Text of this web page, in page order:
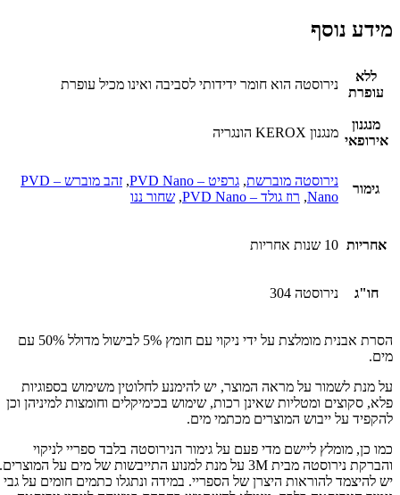
מידע נוסף
ללא
עופרת
נירוסטה הוא חומר ידידותי לסביבה ואינו מכיל עופרת
מנגנון
אירופאי
מנגנון KEROX הונגריה
גימור
נירוסטה מוברשת,גרפיט – PVD Nano ,
זהב מוברש – PVD
Nano
,רוז גולד – PVD Nano ,שחור ננו
אחריות 10 שנות אחריות
חו"ג נירוסטה 304
הסרת אבנית מומלצת על ידי ניקוי עם חומץ 5% לבישול מדולל 50% עם
מים.
על מנת לשמור על מראה המוצר, יש להימנע לחלוטין משימוש בספוגיות
פלא, סקוצים ומטליות שאינן רכות, שימוש בכימיקלים וחומצות למיניהן וכן
להקפיד על ייבוש המוצרים מכתמי מים.
כמו כן, מומלץ ליישם מדי פעם על גימור הנירוסטה בלבד ספריי לניקוי
והברקת נירוסטה מבית 3M על מנת למנוע התייבשות של מים על המוצרים.
יש להיצמד להוראות היצרן של הספריי. במידה ונתגלו כתמים חומים על גבי